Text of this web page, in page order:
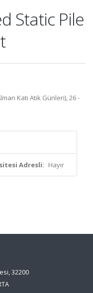
Static Pile
Katı Atık Günleri), 26 -
Adresli: Hayır
32200